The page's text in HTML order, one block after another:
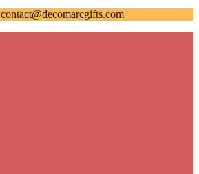
contact@decomarcgifts.com